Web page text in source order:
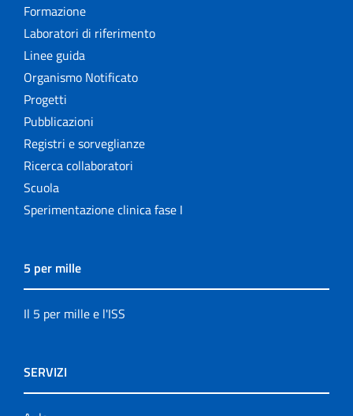
Formazione
Laboratori di riferimento
Linee guida
Organismo Notificato
Progetti
Pubblicazioni
Registri e sorveglianze
Ricerca collaboratori
Scuola
Sperimentazione clinica fase I
5 per mille
Il 5 per mille e l'ISS
SERVIZI